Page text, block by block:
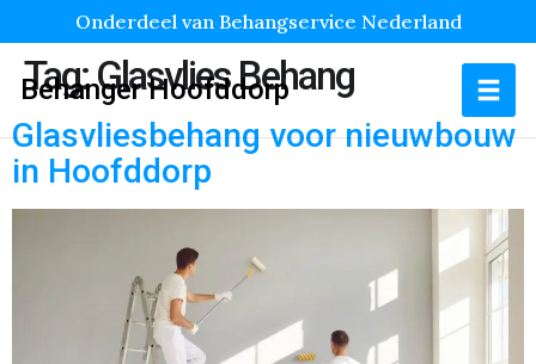
Onderdeel van Behangservice Nederland
Behanger Hoofddorp
Tag:Glasvlies Behang
Glasvliesbehang voor nieuwbouw
in Hoofddorp